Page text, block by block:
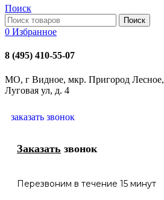
Поиск
Поиск
0 Избранное
8 (495) 410-55-07
МО, г Видное, мкр. Пригород Лесное,
Луговая ул, д. 4
заказать звонок
Перезвоним в течение 15 минут
Заказать звонок